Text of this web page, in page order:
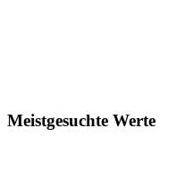
Meistgesuchte Werte